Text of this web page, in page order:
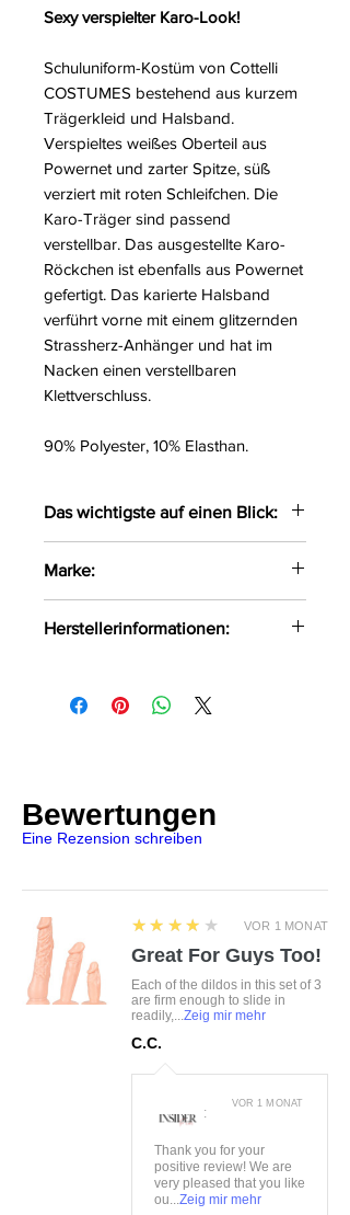
Sexy verspielter Karo-Look!
Schuluniform-Kostüm von Cottelli
COSTUMES bestehend aus kurzem
Trägerkleid und Halsband.
Verspieltes weißes Oberteil aus
Powernet und zarter Spitze, süß
verziert mit roten Schleifchen. Die
Karo-Träger sind passend
verstellbar. Das ausgestellte Karo-
Röckchen ist ebenfalls aus Powernet
gefertigt. Das karierte Halsband
verführt vorne mit einem glitzernden
Strassherz-Anhänger und hat im
Nacken einen verstellbaren
Klettverschluss.
90% Polyester, 10% Elasthan.
Das wichtigste auf einen Blick:
Leicht transparent aus Spitze &
Powernet
Mit roten Schleifchen verziert
Karo-Träger verstellbar
Weich & elastisch für hohen
Tragekomfort
Marke:
Herstellerinformationen:
DE-24933 Flensburg
Bewertungen
Eine Rezension schreiben
VOR 1 MONAT
4
★★★★★
Great For Guys Too!
Each of the dildos in this set of 3
are firm enough to slide in
readily,...Zeig mir mehr
C.C.
:
Thank you for your
positive review! We are
very pleased that you like
ou...Zeig mir mehr
VOR 1 MONAT